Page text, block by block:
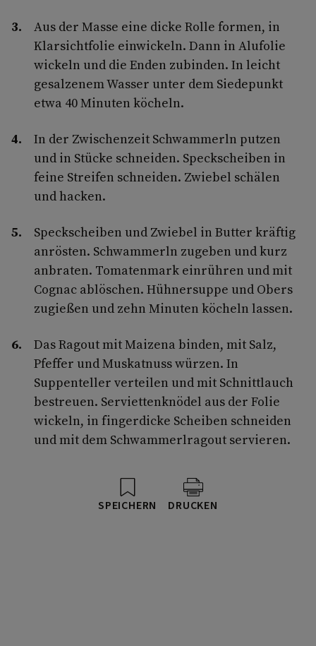
Aus der Masse eine dicke Rolle formen, in
Klarsichtfolie einwickeln. Dann in Alufolie
wickeln und die Enden zubinden. In leicht
gesalzenem Wasser unter dem Siedepunkt
etwa 40 Minuten köcheln.
In der Zwischenzeit Schwammerln putzen
und in Stücke schneiden. Speckscheiben in
feine Streifen schneiden. Zwiebel schälen
und hacken.
Speckscheiben und Zwiebel in Butter kräftig
anrösten. Schwammerln zugeben und kurz
anbraten. Tomatenmark einrühren und mit
Cognac ablöschen. Hühnersuppe und Obers
zugießen und zehn Minuten köcheln lassen.
Das Ragout mit Maizena binden, mit Salz,
Pfeffer und Muskatnuss würzen. In
Suppenteller verteilen und mit Schnittlauch
bestreuen. Serviettenknödel aus der Folie
wickeln, in fingerdicke Scheiben schneiden
und mit dem Schwammerlragout servieren.
SPEICHERN DRUCKEN